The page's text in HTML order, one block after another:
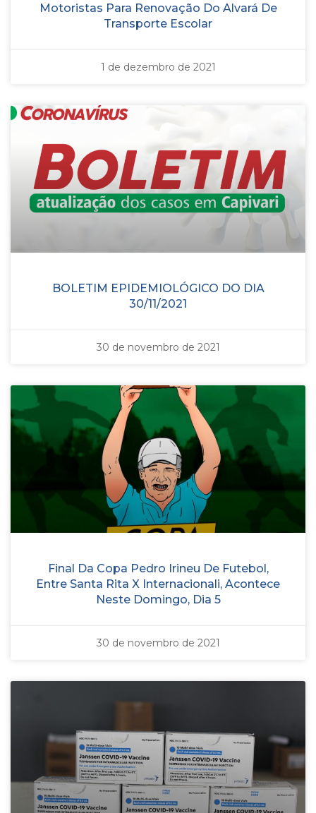
Motoristas Para Renovação Do Alvará De
Transporte Escolar
1 de dezembro de 2021
BOLETIM EPIDEMIOLÓGICO DO DIA
30/11/2021
30 de novembro de 2021
Final Da Copa Pedro Irineu De Futebol,
Entre Santa Rita X Internacionali, Acontece
Neste Domingo, Dia 5
30 de novembro de 2021